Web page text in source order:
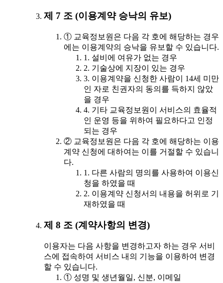
제 7 조 (이용계약 승낙의 유보)
① 교육정보원은 다음 각 호에 해당하는 경우
에는 이용계약의 승낙을 유보할 수 있습니다.
1. 설비에 여유가 없는 경우
2. 기술상에 지장이 있는 경우
3. 이용계약을 신청한 사람이 14세 미만
인 자로 친권자의 동의를 득하지 않았
을 경우
4. 기타 교육정보원이 서비스의 효율적
인 운영 등을 위하여 필요하다고 인정
되는 경우
② 교육정보원은 다음 각 호에 해당하는 이용
계약 신청에 대하여는 이를 거절할 수 있습니
다.
1. 다른 사람의 명의를 사용하여 이용신
청을 하였을 때
2. 이용계약 신청서의 내용을 허위로 기
재하였을 때
제 8 조 (계약사항의 변경)
이용자는 다음 사항을 변경하고자 하는 경우 서비
스에 접속하여 서비스 내의 기능을 이용하여 변경
할 수 있습니다.
① 성명 및 생년월일, 신분, 이메일